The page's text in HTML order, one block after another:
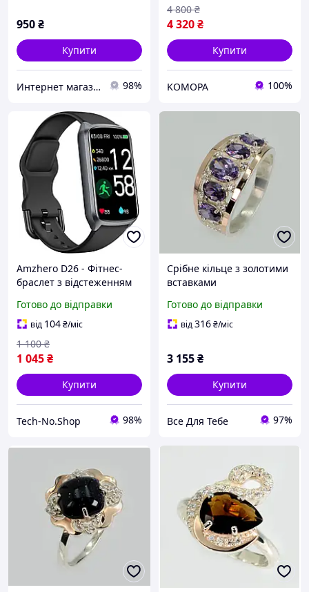
950₴
Купити
Интернет магазин "Style-XX-Shop" 98%
4 320₴
4 800 ₴
Купити
KOMOPA 100%
Amzhero D26 - Фітнес-
браслет з відстеженням
моніторингом пульсу,
кисню, тиску,
водонепроникний
Готово до відправки
від 104₴/міс
1 045₴
1 100 ₴
Купити
Tech-No.Shop 98%
Срібне кільце з золотими
вставками
Готово до відправки
від316₴/міс
3 155₴
Купити
Все Для Тебе 97%